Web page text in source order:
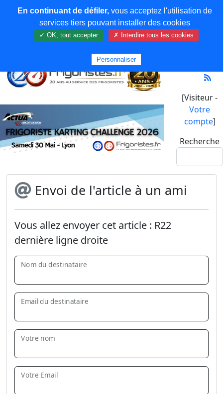
[Visiteur -
Votre
compte]
Recherche
Envoi de l'article à un ami
Vous allez envoyer cet article : R22
dernière ligne droite
Nom du destinataire
Email du destinataire
Votre nom
Votre Email
En continuant de défiler,vous acceptez l'utilisation de
services tiers pouvant installer des cookies
✓ OK, tout accepter ✗ Interdire tous les cookies
Personnaliser